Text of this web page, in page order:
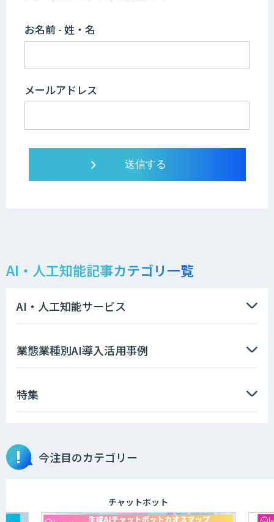
お名前 - 姓・名
メールアドレス
AI・人工知能記事カテゴリ一覧
AI・人工知能サービス
業態業種別AI導入活用事例
特集
今注目のカテゴリー
チャットボット